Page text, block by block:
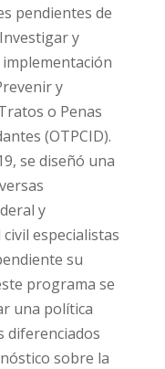
pendientes de
y
y
o Penas
(OTPCID).
se diseñó una
y
especialistas
su
programa se
una política
diferenciados
sobre la